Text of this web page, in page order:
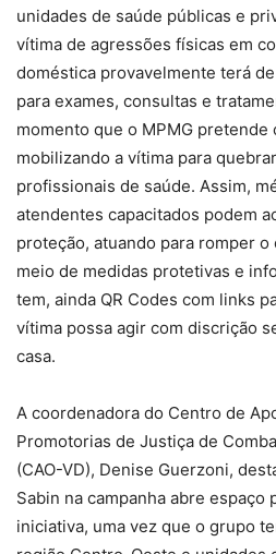
unidades de saúde públicas e
vítima de agressões físicas em
doméstica provavelmente terá
para exames, consultas e
momento que o MPMG pretende
mobilizando a vítima para
profissionais de saúde. Assim,
atendentes capacitados podem
proteção, atuando para romper
meio de medidas protetivas e
tem, ainda QR Codes com links
vítima possa agir com discrição
casa.
A coordenadora do Centro de
Promotorias de Justiça de
(CAO-VD), Denise Guerzoni,
Sabin na campanha abre espaço
iniciativa, uma vez que o grupo